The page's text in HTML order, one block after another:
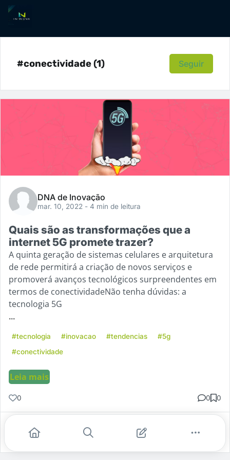
#conectividade (1) Seguir
DNA de Inovação
mar. 10, 2022 - 4 min de leitura
Quais são as transformações que a
internet 5G promete trazer?
A quinta geração de sistemas celulares e arquitetura
de rede permitirá a criação de novos serviços e
promoverá avanços tecnológicos surpreendentes em
termos de conectividadeNão tenha dúvidas: a
tecnologia 5G
...
#tecnologia #inovacao #tendencias
#5g
#conectividade
Leia mais
0 0 0
Gostei Comentar Salvar